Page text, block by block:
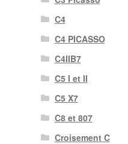
C4
C4 PICASSO
C4IIB7
C5 I et II
C5 X7
C8 et 807
Croisement C